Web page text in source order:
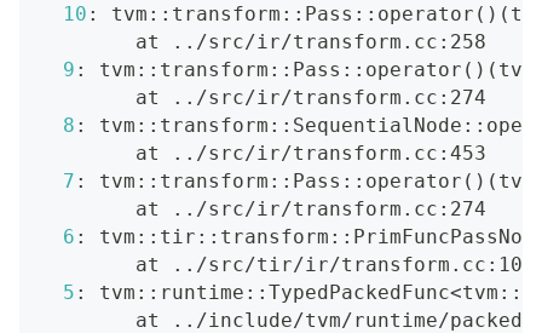
10 : tvm::transform::Pass::operator ( ) (
        at
.. /src/ir/transform.cc:258
9 : tvm::transform::Pass::operator ( ) (
        at
.. /src/ir/transform.cc:274
8 :
        at
.. /src/ir/transform.cc:453
7 : tvm::transform::Pass::operator ( ) (
        at
.. /src/ir/transform.cc:274
6 :
        at
.. /src/tir/ir/transform.cc:100
5 : tvm::runtime::TypedPackedFunc<
        at
.. /include/tvm/runtime/